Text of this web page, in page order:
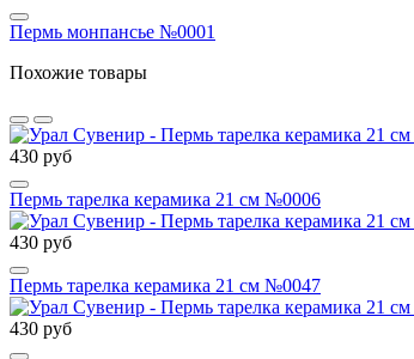
Пермь монпансье №0001
Похожие товары
430 руб
Пермь тарелка керамика 21 см №0006
430 руб
Пермь тарелка керамика 21 см №0047
430 руб